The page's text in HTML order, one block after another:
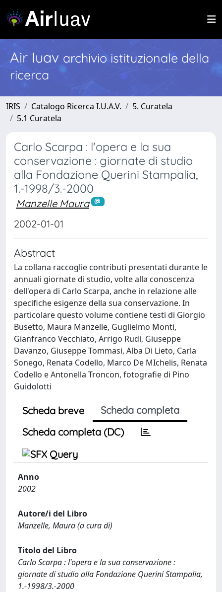
Air Iuav archivio istituzionale della
ricerca
IRIS Catalogo Ricerca I.U.A.V.
5. Curatela
5.1 Curatela
Carlo Scarpa : l'opera e la sua
conservazione : giornate di studio
alla Fondazione Querini Stampalia,
1.-1998/3.-2000
Manzelle Maura
2002-01-01
Abstract
La collana raccoglie contributi presentati durante le
annuali giornate di studio, volte alla conoscenza
dell'opera di Carlo Scarpa, anche in relazione alle
specifiche esigenze della sua conservazione. In
particolare questo volume contiene testi di Giorgio
Busetto, Maura Manzelle, Guglielmo Monti,
Gianfranco Vecchiato, Arrigo Rudi, Giuseppe
Davanzo, Giuseppe Tommasi, Alba Di Lieto, Carla
Sonego, Renata Codello, Marco De MIchelis, Renata
Codello e Antonella Troncon, fotografie di Pino
Guidolotti
Scheda breve
Scheda completa
Scheda completa (DC)
Anno
2002
Autore/i del Libro
Manzelle, Maura (a cura di)
Titolo del Libro
Carlo Scarpa : l'opera e la sua conservazione :
giornate di studio alla Fondazione Querini Stampalia,
1.-1998/3.-2000